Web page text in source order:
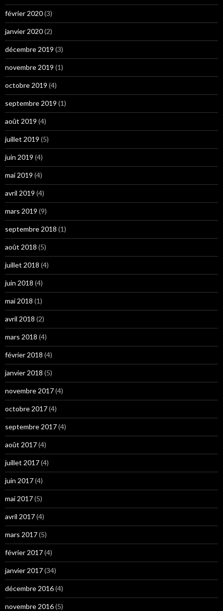
février 2020(3)
janvier 2020(2)
décembre 2019 (3)
novembre 2019 (1)
octobre 2019 (4)
septembre 2019 (1)
août 2019 (4)
juillet 2019 (5)
juin 2019 (4)
mai 2019 (4)
avril 2019 (4)
mars 2019 (9)
septembre 2018 (1)
août 2018 (5)
juillet 2018 (4)
juin 2018 (4)
mai 2018 (1)
avril 2018 (2)
mars 2018 (4)
février 2018 (4)
janvier 2018 (5)
novembre 2017(4)
octobre 2017(4)
septembre 2017(4)
août 2017(4)
juillet 2017(4)
juin 2017(4)
mai 2017(5)
avril 2017(4)
mars 2017(5)
février 2017(4)
janvier 2017(34)
décembre 2016(4)
novembre 2016(5)